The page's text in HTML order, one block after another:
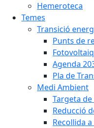
Hemeroteca
Temes
Transició
Punts de
Agenda
Pla de
Medi Ambient
Targeta
Reducció
Recollida